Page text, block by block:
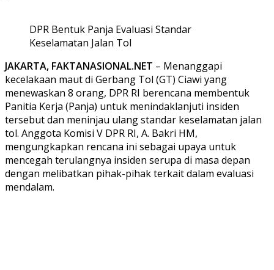
DPR Bentuk Panja Evaluasi Standar
Keselamatan Jalan Tol
JAKARTA, FAKTANASIONAL.NET – Menanggapi
kecelakaan maut di Gerbang Tol (GT) Ciawi yang
menewaskan 8 orang, DPR RI berencana membentuk
Panitia Kerja (Panja) untuk menindaklanjuti insiden
tersebut dan meninjau ulang standar keselamatan jalan
tol. Anggota Komisi V DPR RI, A. Bakri HM,
mengungkapkan rencana ini sebagai upaya untuk
mencegah terulangnya insiden serupa di masa depan
dengan melibatkan pihak-pihak terkait dalam evaluasi
mendalam.